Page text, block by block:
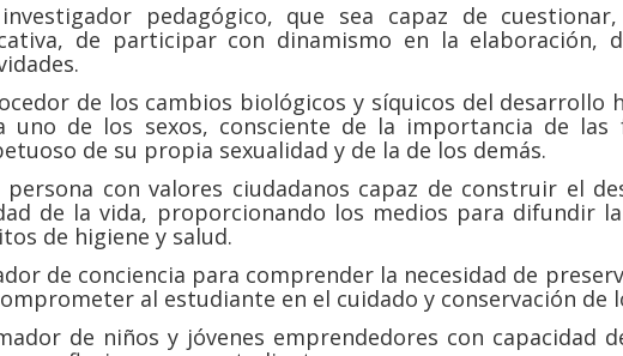
pedagógico, que sea capaz de
de participar con dinamismo en la elaboración,
de los cambios biológicos y síquicos del desarrollo
uno de los sexos, consciente de la importancia de
de su propia sexualidad y de la de los demás.
persona con valores ciudadanos capaz de construir el
de la vida, proporcionando los medios para difundir
de higiene y salud.
de conciencia para comprender la necesidad de
al estudiante en el cuidado y conservación de
de niños y jóvenes emprendedores con capacidad